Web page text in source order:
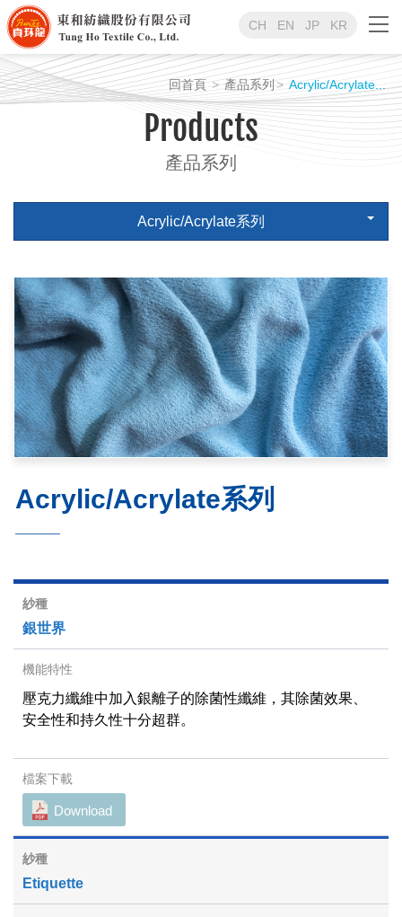
CH EN JP KR
回首頁 產品系列 Acrylic/Acrylate...
Products
產品系列
Acrylic/Acrylate系列
Acrylic/Acrylate系列
銀世界
壓克力纖維中加入銀離子的除菌性纖維，其除菌效果、
安全性和持久性十分超群。
Download
Etiquette